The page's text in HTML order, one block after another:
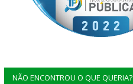
NÃO ENCONTROU O QUE QUERIA?